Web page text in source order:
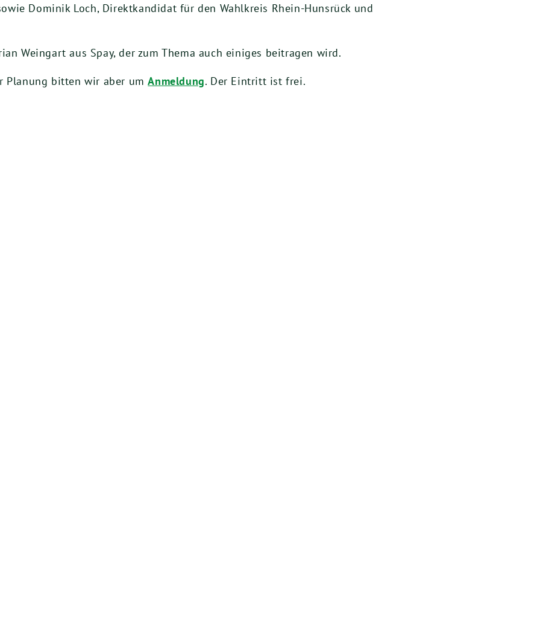
Dominik Loch, Direktkandidat für den Wahlkreis Rhein-Hunsrück und
Weingart aus Spay, der zum Thema auch einiges beitragen wird.
Planung bitten wir aber umAnmeldung. Der Eintritt ist frei.